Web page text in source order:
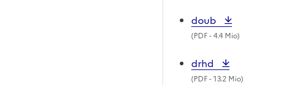
doub
(PDF- 4.4 Mio)
drhd
(PDF- 13.2 Mio)